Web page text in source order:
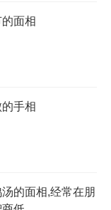
面相
手相
的面相,经常在朋